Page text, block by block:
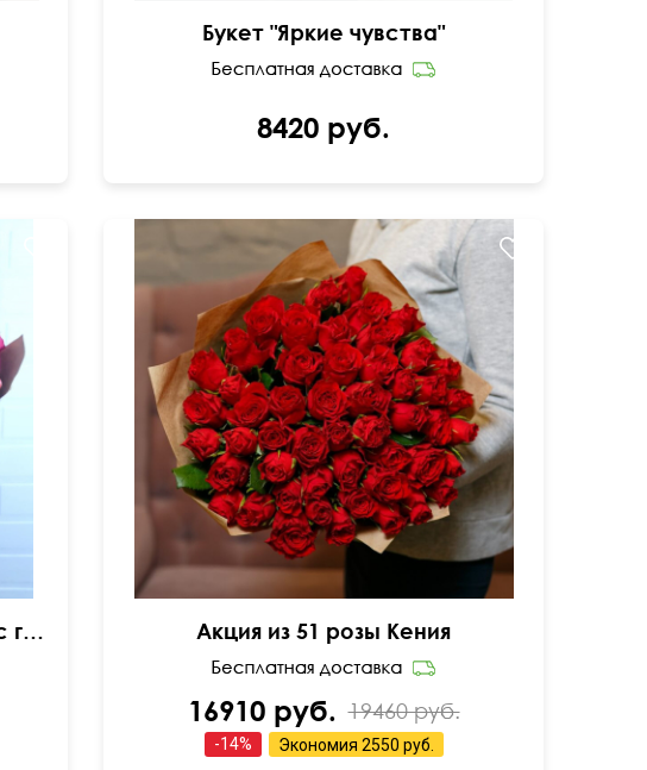
Букет "Яркие чувства"
8420 руб.
Букет пионовидных тюльпанов с гиперикумом
Мини-розочки 40 см
Акция из 51 розы Кения
16910 руб. 19460 руб.
-14% Экономия 2550 руб.